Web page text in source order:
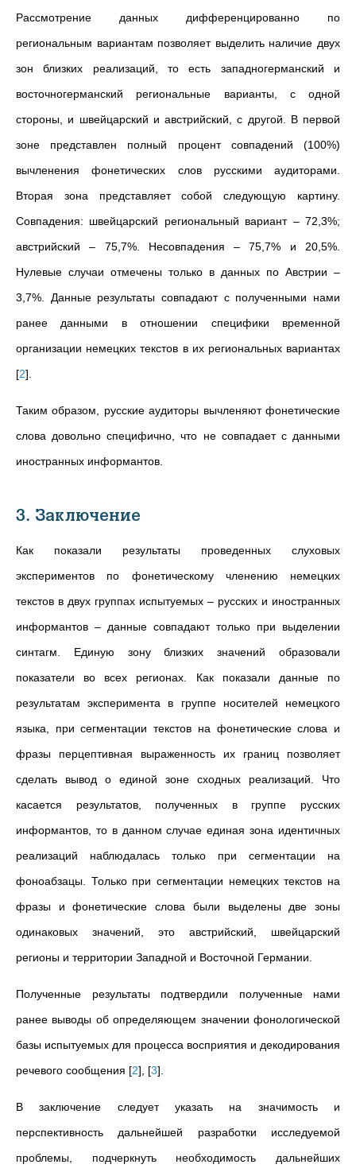
Рассмотрение данных дифференцированно по
региональным вариантам позволяет выделить наличие двух
зон близких реализаций, то есть западногерманский и
восточногерманский региональные варианты, с одной
стороны, и швейцарский и австрийский, с другой. В первой
зоне представлен полный процент совпадений (100%)
вычленения фонетических слов русскими аудиторами.
Вторая зона представляет собой следующую картину.
Совпадения: швейцарский региональный вариант – 72,3%;
австрийский – 75,7%. Несовпадения – 75,7% и 20,5%.
Нулевые случаи отмечены только в данных по Австрии –
3,7%. Данные результаты совпадают с полученными нами
ранее данными в отношении специфики временной
организации немецких текстов в их региональных вариантах
[2]
Таким образом, русские аудиторы вычленяют фонетические
слова довольно специфично, что не совпадает с данными
иностранных информантов.
3. Заключение
Как показали результаты проведенных слуховых
экспериментов по фонетическому членению немецких
текстов в двух группах испытуемых – русских и иностранных
информантов – данные совпадают только при выделении
синтагм. Единую зону близких значений образовали
показатели во всех регионах. Как показали данные по
результатам эксперимента в группе носителей немецкого
языка, при сегментации текстов на фонетические слова и
фразы перцептивная выраженность их границ позволяет
сделать вывод о единой зоне сходных реализаций. Что
касается результатов, полученных в группе русских
информантов, то в данном случае единая зона идентичных
реализаций наблюдалась только при сегментации на
фоноабзацы. Только при сегментации немецких текстов на
фразы и фонетические слова были выделены две зоны
одинаковых значений, это австрийский, швейцарский
регионы и территории Западной и Восточной Германии.
Полученные результаты подтвердили полученные нами
ранее выводы об определяющем значении фонологической
базы испытуемых для процесса восприятия и декодирования
речевого сообщения [2] [3]
В заключение следует указать на значимость и
перспективность дальнейшей разработки исследуемой
проблемы, подчеркнуть необходимость дальнейших